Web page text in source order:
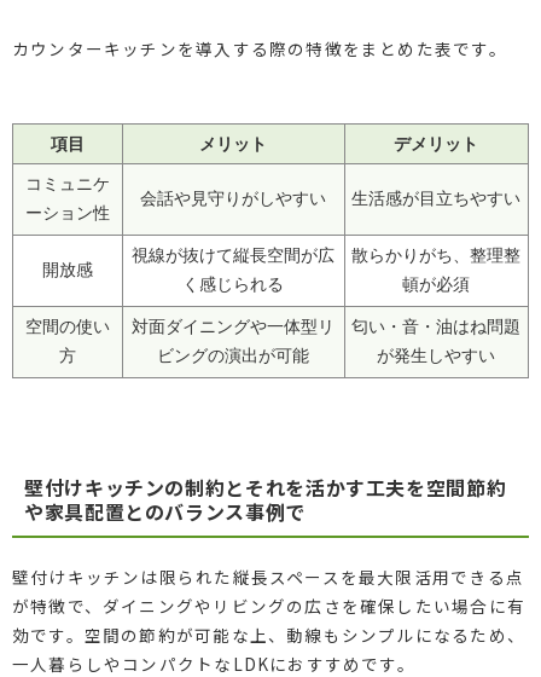
カウンターキッチンを導入する際の特徴をまとめた表です。
項目 メリット デメリット
コミュニケ
ーション性
会話や見守りがしやすい 生活感が目立ちやすい
開放感
視線が抜けて縦長空間が広
く感じられる
散らかりがち、整理整
頓が必須
空間の使い
方
対面ダイニングや一体型リ
ビングの演出が可能
匂い・音・油はね問題
が発生しやすい
壁付けキッチンの制約とそれを活かす工夫を空間節約
や家具配置とのバランス事例で
壁付けキッチンは限られた縦長スペースを最大限活用できる点
が特徴で、ダイニングやリビングの広さを確保したい場合に有
効です。空間の節約が可能な上、動線もシンプルになるため、
一人暮らしやコンパクトなLDKにおすすめです。